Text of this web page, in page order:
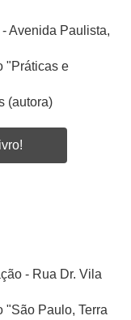
Avenida Paulista,
"Práticas e
(autora)
- Rua Dr. Vila
"São Paulo, Terra